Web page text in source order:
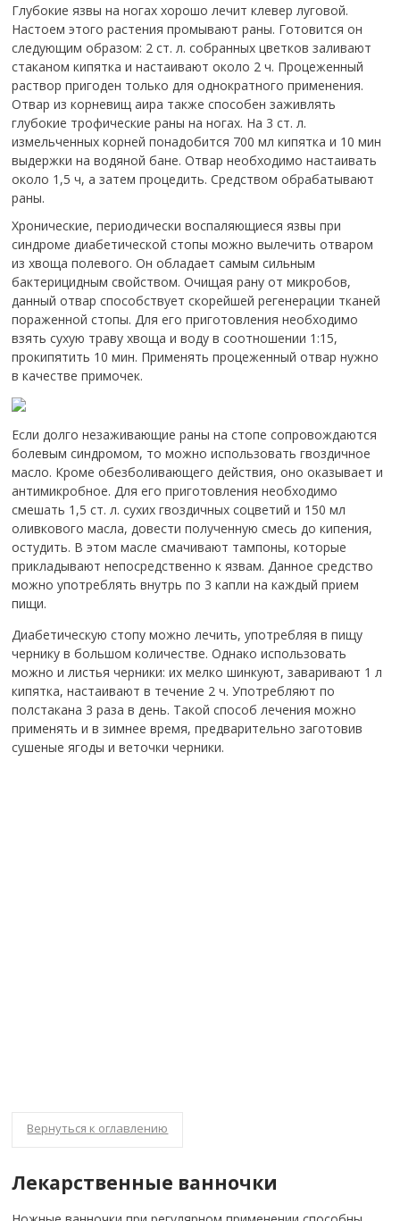
Глубокие язвы на ногах хорошо лечит клевер луговой.
Настоем этого растения промывают раны. Готовится он
следующим образом: 2 ст. л. собранных цветков заливают
стаканом кипятка и настаивают около 2 ч. Процеженный
раствор пригоден только для однократного применения.
Отвар из корневищ аира также способен заживлять
глубокие трофические раны на ногах. На 3 ст. л.
измельченных корней понадобится 700 мл кипятка и 10 мин
выдержки на водяной бане. Отвар необходимо настаивать
около 1,5 ч, а затем процедить. Средством обрабатывают
раны.
Хронические, периодически воспаляющиеся язвы при
синдроме диабетической стопы можно вылечить отваром
из хвоща полевого. Он обладает самым сильным
бактерицидным свойством. Очищая рану от микробов,
данный отвар способствует скорейшей регенерации тканей
пораженной стопы. Для его приготовления необходимо
взять сухую траву хвоща и воду в соотношении 1:15,
прокипятить 10 мин. Применять процеженный отвар нужно
в качестве примочек.
Если долго незаживающие раны на стопе сопровождаются
болевым синдромом, то можно использовать гвоздичное
масло. Кроме обезболивающего действия, оно оказывает и
антимикробное. Для его приготовления необходимо
смешать 1,5 ст. л. сухих гвоздичных соцветий и 150 мл
оливкового масла, довести полученную смесь до кипения,
остудить. В этом масле смачивают тампоны, которые
прикладывают непосредственно к язвам. Данное средство
можно употреблять внутрь по 3 капли на каждый прием
пищи.
Диабетическую стопу можно лечить, употребляя в пищу
чернику в большом количестве. Однако использовать
можно и листья черники: их мелко шинкуют, заваривают 1 л
кипятка, настаивают в течение 2 ч. Употребляют по
полстакана 3 раза в день. Такой способ лечения можно
применять и в зимнее время, предварительно заготовив
сушеные ягоды и веточки черники.
Вернуться к оглавлению
Лекарственные ванночки